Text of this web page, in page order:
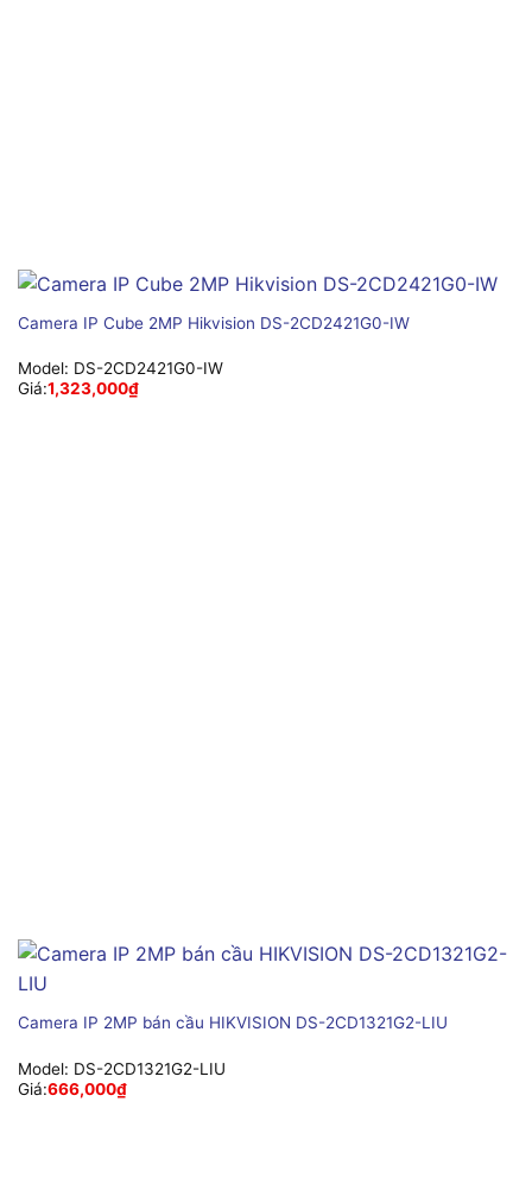
Camera IP Cube 2MP Hikvision DS-2CD2421G0-IW
Model: DS-2CD2421G0-IW
Giá:1,323,000₫
Camera IP 2MP bán cầu HIKVISION DS-2CD1321G2-LIU
Model: DS-2CD1321G2-LIU
Giá:666,000₫